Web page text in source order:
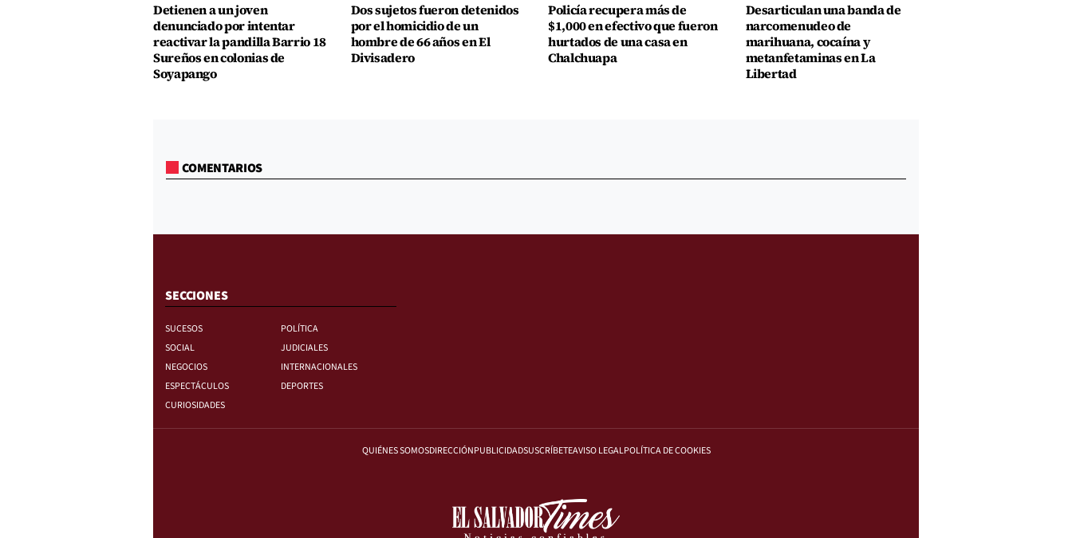
Detienen a un joven
denunciado por intentar
reactivar la pandilla Barrio 18
Sureños en colonias de
Soyapango
Dos sujetos fueron detenidos
por el homicidio de un
hombre de 66 años en El
Divisadero
Policía recupera más de
$1,000 en efectivo que fueron
hurtados de una casa en
Chalchuapa
Desarticulan una banda de
narcomenudeo de
marihuana, cocaína y
metanfetaminas en La
Libertad
COMENTARIOS
SECCIONES
SUCESOS
POLÍTICA
SOCIAL
JUDICIALES
NEGOCIOS
INTERNACIONALES
ESPECTÁCULOS
DEPORTES
CURIOSIDADES
QUIÉNES SOMOSDIRECCIÓNPUBLICIDADSUSCRÍBETEAVISO LEGALPOLÍTICA DE COOKIES